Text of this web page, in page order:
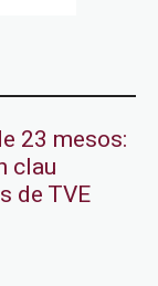
23 mesos:
clau
de TVE